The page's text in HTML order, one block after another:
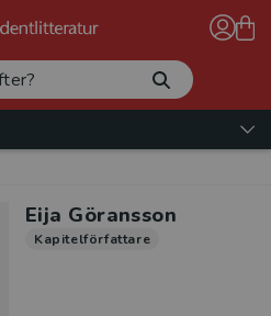
Eija Göransson
Kapitelförfattare